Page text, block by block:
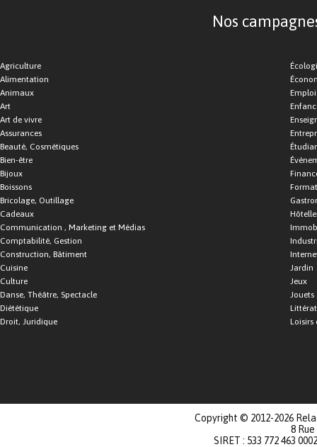
Nos
Agriculture
Alimentation
Animaux
Art
Art de vivre
Assurances
Beauté, Cosmétiques
Bien-être
Bijoux
Boissons
Bricolage, Outillage
Cadeaux
Communication , Marketing et Médias
Comptabilité, Gestion
Construction, Bâtiment
Cuisine
Culture
Danse, Théâtre, Spectacle
Diététique
Droit, Juridique
Emploi
Jardin
Jeux
Jouets
Loisirs
Copyright © 2012-2026
8
SIRET : 533 772 463